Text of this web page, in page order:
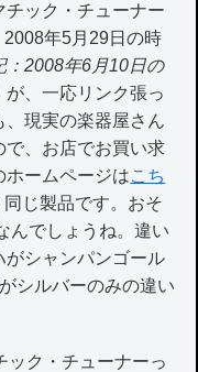
チック・チューナー
2008年5月29日の時
：2008年6月10日の
が、一応リンク張っ
現実の楽器屋さん
で、お店でお買い求
ホームページはこち
じ製品です。おそ
んでしょうね。違い
がシャンパンゴール
シルバーのみの違い
ク・チューナーっ